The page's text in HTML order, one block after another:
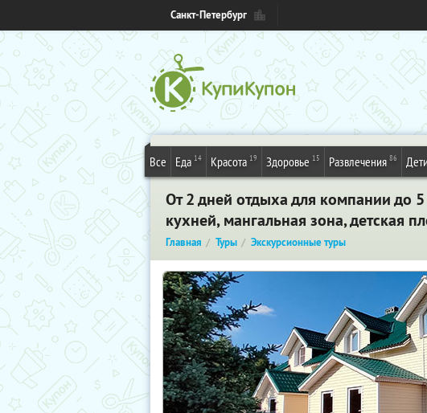
Санкт-Петербург
Все Еда 14 Красота 19 Здоровье 15 Развлечения 86 Дети
От 2 дней отдыха для компании до
кухней, мангальная зона, детская
Главная Туры Экскурсионные туры